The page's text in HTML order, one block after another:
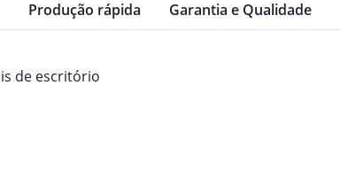
Produção rápida Garantia e Qualidade
de escritório